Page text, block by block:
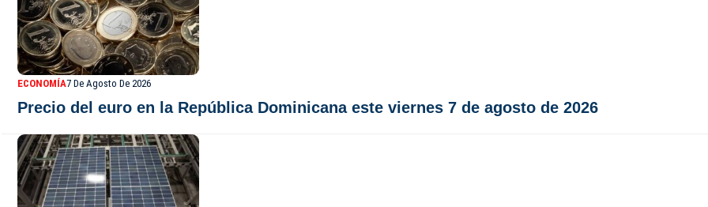
ECONOMÍA7 De Agosto De 2026
Precio del euro en la República Dominicana este viernes 7 de agosto de 2026